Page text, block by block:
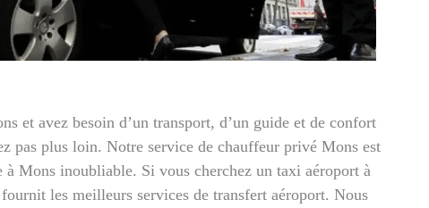
et avez besoin d’un transport, d’un guide et de confort
pas plus loin. Notre service de chauffeur privé Mons est
Mons inoubliable. Si vous cherchez un taxi aéroport à
les meilleurs services de transfert aéroport. Nous